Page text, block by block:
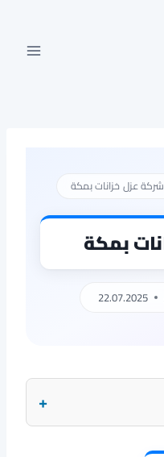
شركة عزل خزانات بمكة
بمكة
22.07.2025
+